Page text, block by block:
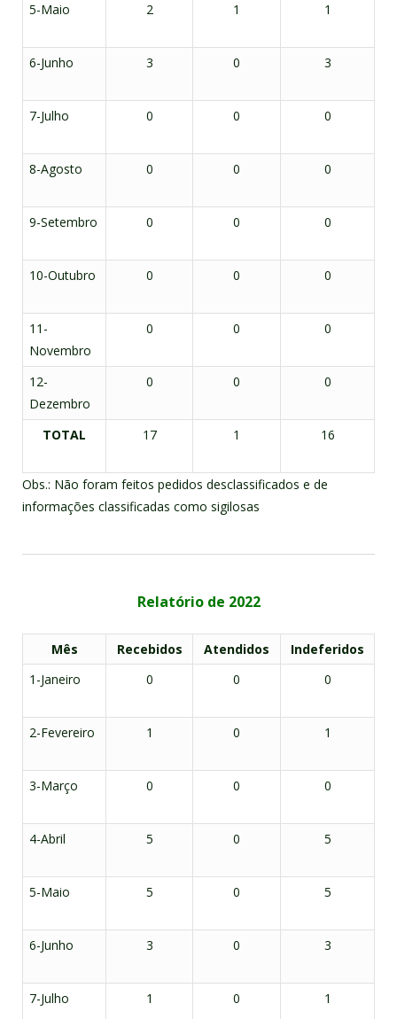
5-Maio 2 1 1
6-Junho 3 0 3
7-Julho 0 0 0
8-Agosto 0 0 0
9-Setembro 0 0 0
10-Outubro 0 0 0
11-
Novembro
0 0 0
12-
Dezembro
0 0 0
TOTAL 17 1 16
Obs.: Não foram feitos pedidos desclassificados e de
informações classificadas como sigilosas
Relatório de 2022
Mês Recebidos Atendidos
Indeferidos
1-Janeiro
0 0 0
2-Fevereiro 1 0 1
3-Março 0 0 0
4-Abril 5 0 5
5-Maio 5 0 5
6-Junho 3 0 3
7-Julho 1 0 1